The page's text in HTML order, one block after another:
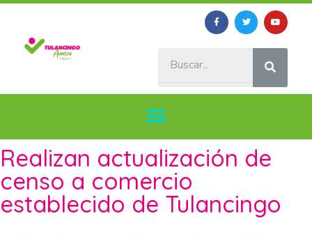
Realizan actualización de
censo a comercio
establecido de Tulancingo